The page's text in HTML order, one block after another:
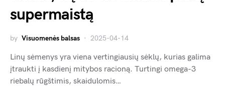
supermaistą
by Visuomenės balsas 2025-04-14
Linų sėmenys yra viena vertingiausių sėklų, kurias galima
įtraukti į kasdienį mitybos racioną. Turtingi omega-3
riebalų rūgštimis, skaidulomis…